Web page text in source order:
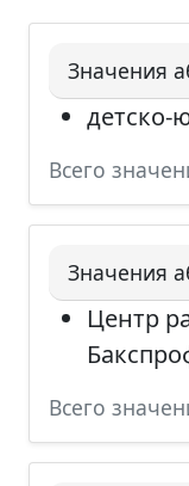
Значения
детско-
Всего
Значения
Центр
Всего